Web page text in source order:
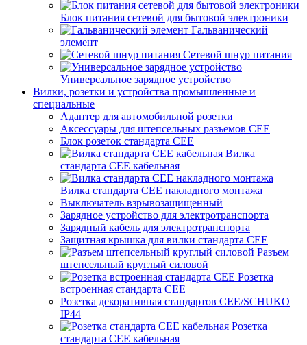
Блок питания сетевой для бытовой электроники
Гальванический
элемент
Сетевой шнур питания
Универсальное зарядное устройство
Вилки, розетки и устройства промышленные и
специальные
Адаптер для автомобильной розетки
Аксессуары для штепсельных разъемов CEE
Блок розеток стандарта CEE
Вилка
стандарта CEE кабельная
Вилка стандарта CEE накладного монтажа
Выключатель взрывозащищенный
Зарядное устройство для электротранспорта
Зарядный кабель для электротранспорта
Защитная крышка для вилки стандарта CEE
Разъем
штепсельный круглый силовой
Розетка
встроенная стандарта CEE
Розетка декоративная стандартов CEE/SCHUKO
IP44
Розетка
стандарта СЕЕ кабельная